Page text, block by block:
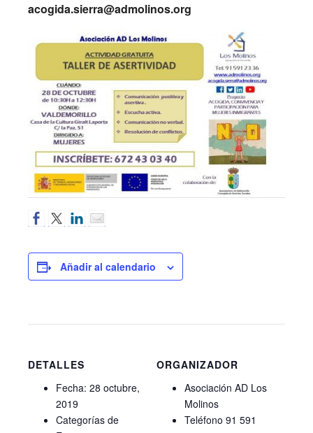
acogida.sierra@admolinos.org
Añadir al calendario
DETALLES
Fecha: 28 octubre,
2019
Categorías de
ORGANIZADOR
Asociación AD Los
Molinos
Teléfono 91 591